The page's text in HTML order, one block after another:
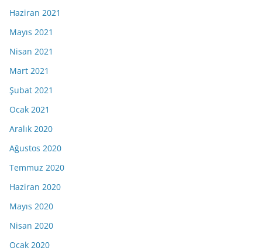
Haziran 2021
Mayıs 2021
Nisan 2021
Mart 2021
Şubat 2021
Ocak 2021
Aralık 2020
Ağustos 2020
Temmuz 2020
Haziran 2020
Mayıs 2020
Nisan 2020
Ocak 2020